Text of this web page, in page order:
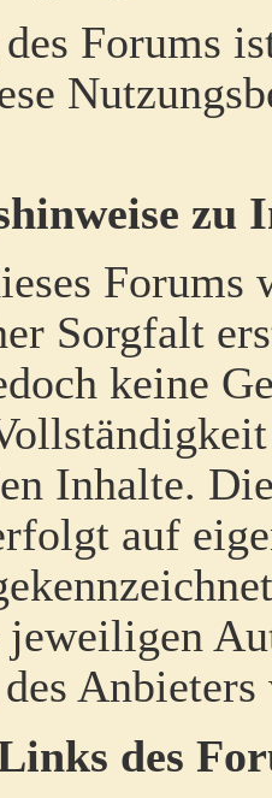
Forums
zu
Forums
Sorgfalt
keine
Inhalte.
auf
jeweiligen
Anbieters
des